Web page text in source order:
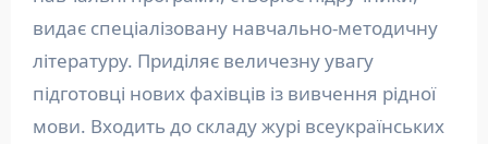
видає спеціалізовану навчально-методичну
літературу. Приділяє величезну увагу
підготовці нових фахівців із вивчення рідної
мови. Входить до складу журі всеукраїнських